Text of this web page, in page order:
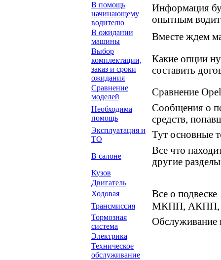
В помощь
начинающему
водителю
Информация
опытным
В ожидании
машины
Вместе ждем
Выбор
комплектации,
заказ и сроки
ожидания
Какие опции
составить
Сравнение
моделей
Сравнение
Необходима
помощь
Сообщения о
средств,
Эксплуатация и
ТО
Тут основные
В салоне
Все что
другие
Кузов
Двигатель
Ходовая
Все о подвеске
Трансмиссия МКПП, АКПП,
Тормозная
система
Обслуживание
Электрика
Техническое
обслуживание